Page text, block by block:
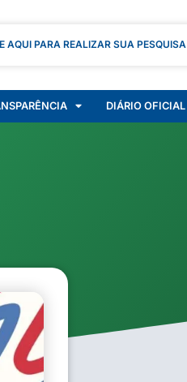
AQUI PARA REALIZAR SUA PESQUISA
DIÁRIO OFICIAL